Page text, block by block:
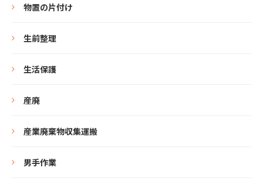
物置の片付け
生前整理
生活保護
産廃
産業廃棄物収集運搬
男手作業